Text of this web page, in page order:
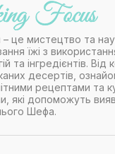
– це мистецтво та
їжі з
та інгредієнтів.
десертів,
рецептами та
які допоможуть
Шефа.